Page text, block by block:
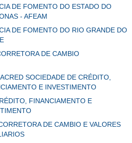
DE FOMENTO DO ESTADO DO
- AFEAM
DE FOMENTO DO RIO GRANDE DO
DE CAMBIO
SOCIEDADE DE CRÉDITO,
E INVESTIMENTO
FINANCIAMENTO E
DE CAMBIO E VALORES